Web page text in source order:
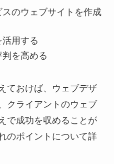
のウェブサイトを作成
用する
を高める
ておけば、ウェブデザ
クライアントのウェブ
で成功を収めることが
のポイントについて詳